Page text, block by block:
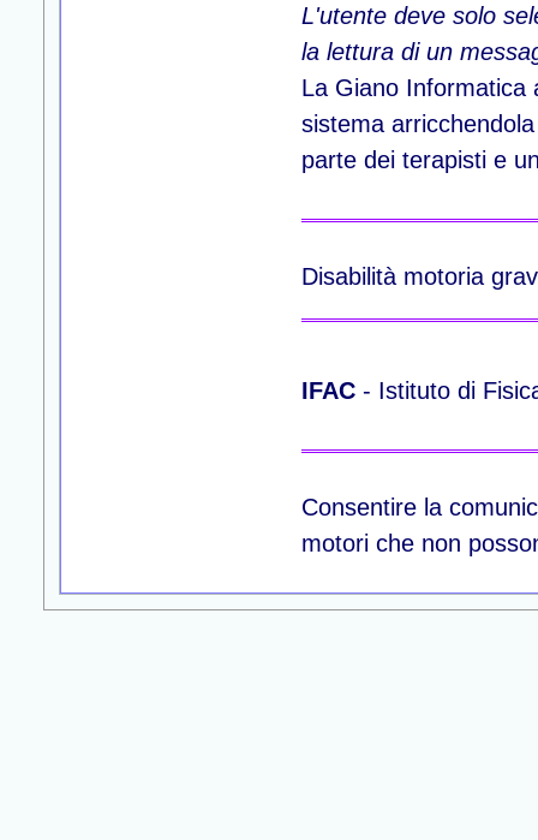
L'utente deve solo
la lettura di un
La Giano Informatica
sistema
parte dei terapisti e
Disabilità motoria
IFAC - Istituto di
Consentire la
motori che non